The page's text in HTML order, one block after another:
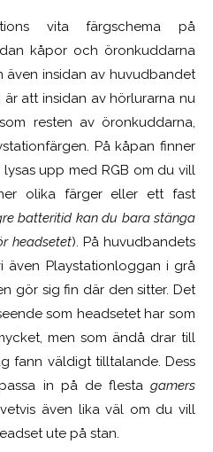
vita färgschema på
kåpor och öronkuddarna
även insidan av huvudbandet
att insidan av hörlurarna nu
resten av öronkuddarna,
På kåpan finner
upp med RGB om du vill
olika färger eller ett fast
batteritid kan du bara stänga
headsetet). På huvudbandets
även Playstationloggan i grå
gör sig fin där den sitter. Det
som headsetet har som
men som ändå drar till
fann väldigt tilltalande. Dess
in på de flesta gamers
även lika väl om du vill
ute på stan.